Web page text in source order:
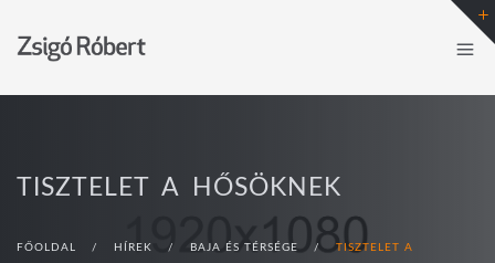
TISZTELET A HŐSÖKNEK
FŐOLDAL / HÍREK / BAJA ÉS TÉRSÉGE /
TISZTELET A